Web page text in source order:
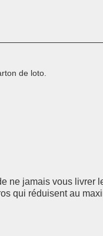
de loto.
ne jamais vous livrer
qui réduisent au